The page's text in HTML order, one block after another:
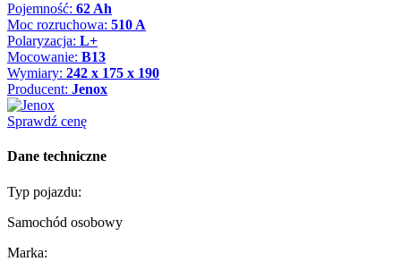
Pojemność: 62 Ah
Moc rozruchowa: 510 A
Polaryzacja: L+
Mocowanie: B13
Wymiary: 242 x 175 x 190
Producent: Jenox
Sprawdź cenę
Dane techniczne
Typ pojazdu:
Samochód osobowy
Marka: